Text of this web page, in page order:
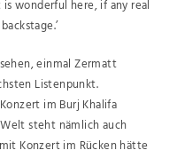
wonderful here, if any real
einmal Zermatt
Listenpunkt.
im Burj Khalifa
steht nämlich auch
Konzert im Rücken hätte